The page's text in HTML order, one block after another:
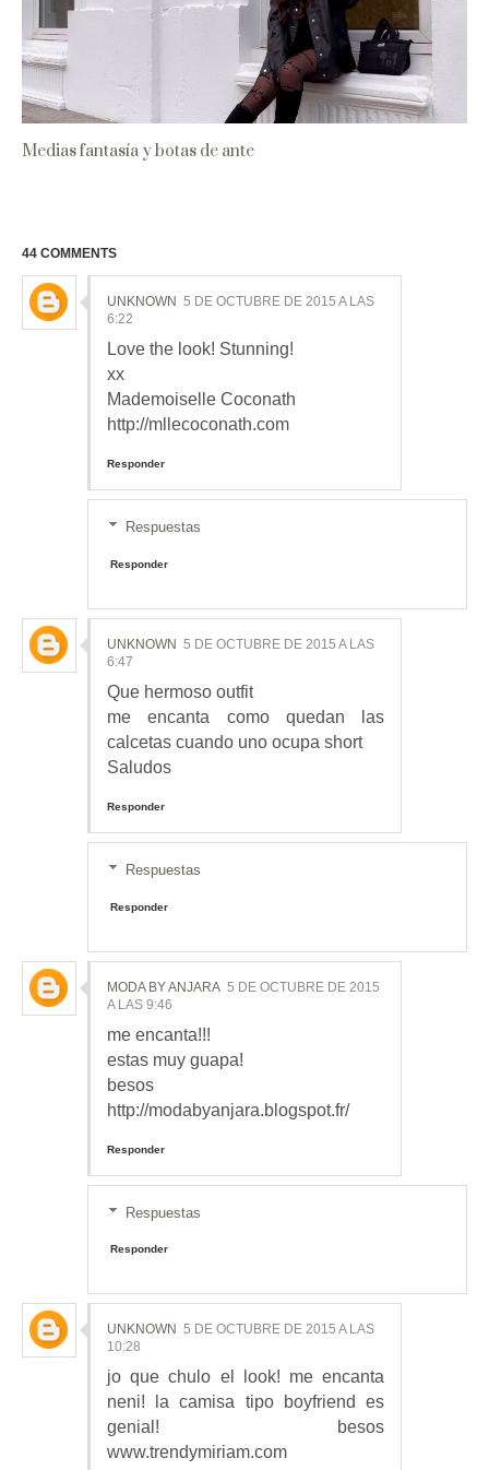
Medias fantasía y botas de ante
44 COMMENTS
UNKNOWN 5 DE OCTUBRE DE 2015 A LAS
6:22
Love the look! Stunning!
xx
Mademoiselle Coconath
http://mllecoconath.com
Responder
Respuestas
Responder
UNKNOWN 5 DE OCTUBRE DE 2015 A LAS
6:47
Que hermoso outfit
me encanta como quedan las
calcetas cuando uno ocupa short
Saludos
Responder
Respuestas
Responder
MODA BY ANJARA 5 DE OCTUBRE DE 2015
A LAS 9:46
me encanta!!!
estas muy guapa!
besos
http://modabyanjara.blogspot.fr/
Responder
Respuestas
Responder
UNKNOWN 5 DE OCTUBRE DE 2015 A LAS
10:28
jo que chulo el look! me encanta
neni! la camisa tipo boyfriend es
genial! besos
www.trendymiriam.com